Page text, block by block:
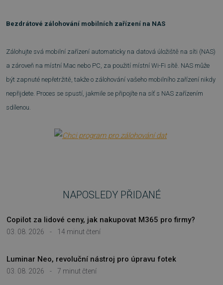
Bezdrátové zálohování mobilních zařízení na NAS
Zálohujte svá mobilní zařízení automaticky na datová úložiště na síti (NAS)
a zároveň na místní Mac nebo PC, za použití místní Wi-Fi sítě. NAS může
být zapnuté nepřetržitě, takže o zálohování vašeho mobilního zařízení nikdy
nepřijdete. Proces se spustí, jakmile se připojíte na síť s NAS zařízením
sdílenou.
NAPOSLEDY PŘIDANÉ
03. 08. 2026 - 14 minut čtení
Copilot za lidové ceny, jak nakupovat M365 pro firmy?
03. 08. 2026 - 7 minut čtení
Luminar Neo, revoluční nástroj pro úpravu fotek
_GRECAPTCHA
Google LLC
__cf_bm
Cloudflare Inc.